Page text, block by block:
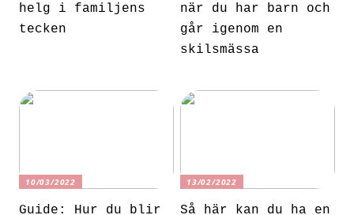
helg i familjens
tecken
när du har barn och
går igenom en
skilsmässa
10/03/2022
Guide: Hur du blir
13/02/2022
Så här kan du ha en